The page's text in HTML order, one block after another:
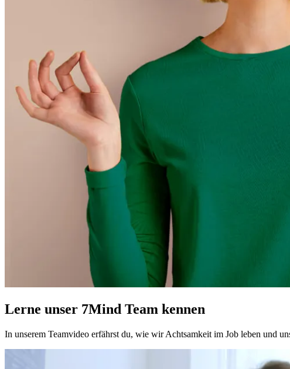
Lerne unser 7Mind Team kennen
In unserem Teamvideo erfährst du, wie wir Achtsamkeit im Job leben und